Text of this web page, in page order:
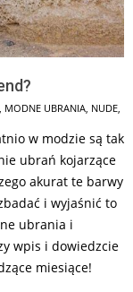
MODNE UBRANIA NUDE
w modzie są tak
ubrań kojarzące
akurat te barwy
i wyjaśnić to
ubrania i
wpis i dowiedzcie
miesiące!